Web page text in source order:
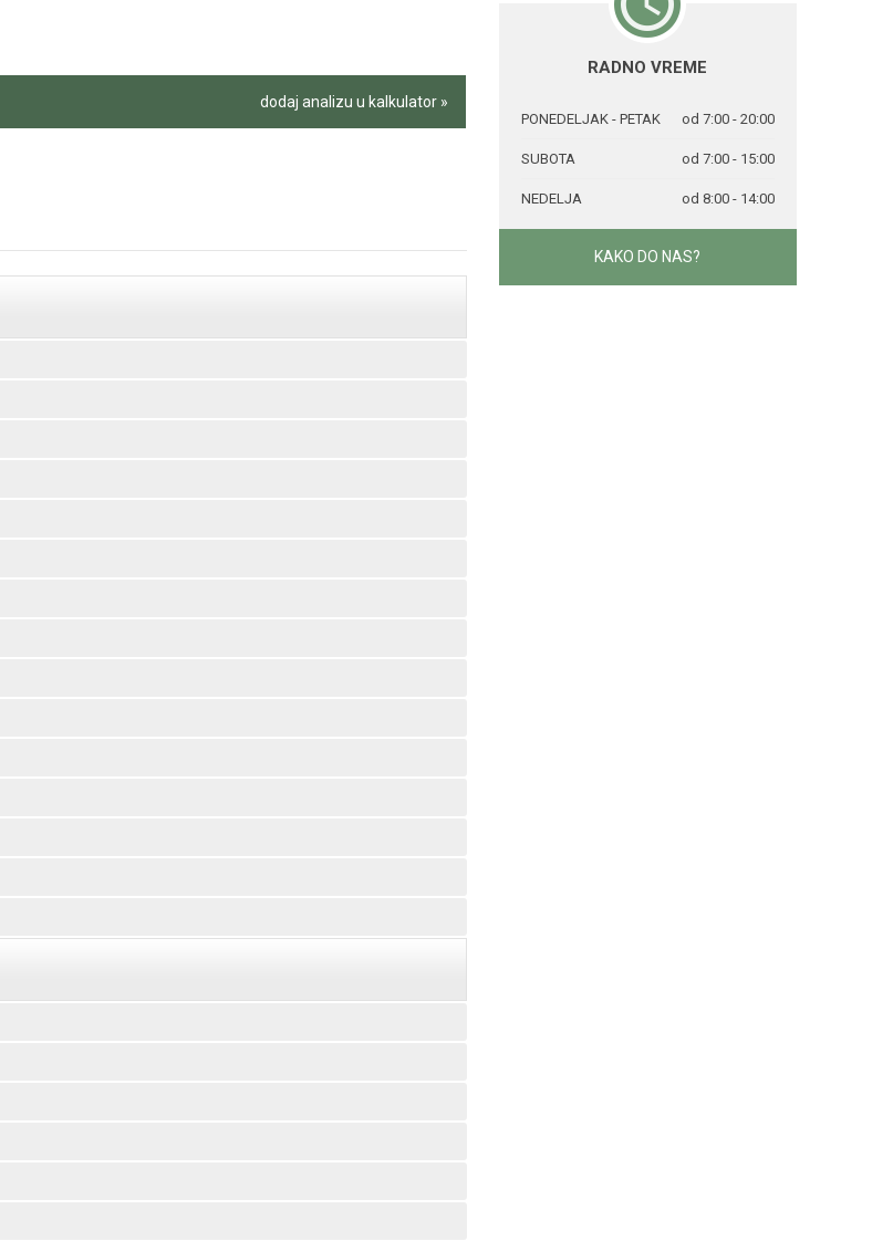
dodaj analizu u kalkulator »
RADNO VREME
PONEDELJAK - PETAK od 7:00 - 20:00
SUBOTA od 7:00 - 15:00
NEDELJA od 8:00 - 14:00
KAKO DO NAS?